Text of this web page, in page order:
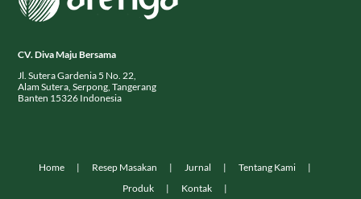
CV. Diva Maju Bersama
Jl. Sutera Gardenia 5 No. 22,
Alam Sutera, Serpong, Tangerang
Banten 15326 Indonesia
Home Resep Masakan Jurnal
Tentang Kami
Produk
Kontak